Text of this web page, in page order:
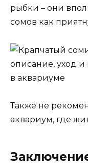
рыбки – они
сомов как
Также не
аквариум, где